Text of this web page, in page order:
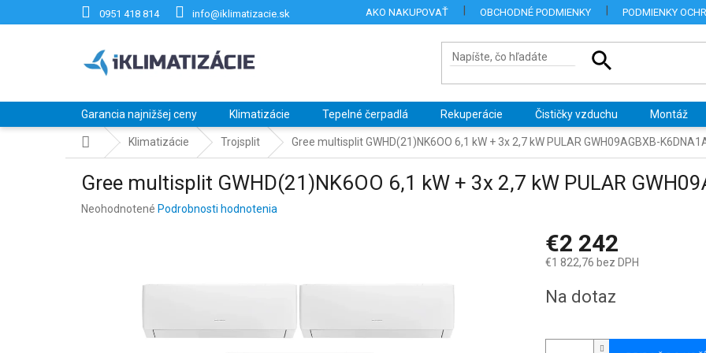
0951 418 814 info@iklimatizacie.sk AKO NAKUPOVAŤ OBCHODNÉ PODMIENKY PODMIENKY
Garancia najnižšej ceny Klimatizácie Tepelné čerpadlá Rekuperácie Čističky vzduchu Montáž
DomovKlimatizácie Trojsplit Gree multisplit GWHD(21)NK6OO 6,1 kW + 3x 2,7 kW PULAR GWH09AGBXB-
Gree multisplit GWHD(21)NK6OO 6,1 kW + 3x 2,7 kW PULAR
Priemerné
Neohodnotené Podrobnosti hodnotenia
€2 242
€1 822,76 bez DPH
cena:
Na dotaz